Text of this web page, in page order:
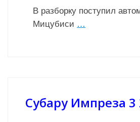
В разборку поступил
Мицубиси …
Субару Импреза 3